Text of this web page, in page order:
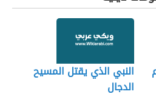
النبي الذي يقتل المسيح
الدجال